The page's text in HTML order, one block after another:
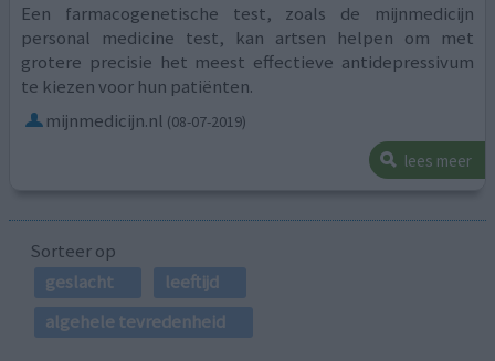
Een farmacogenetische test, zoals de mijnmedicijn
personal medicine test, kan artsen helpen om met
grotere precisie het meest effectieve antidepressivum
te kiezen voor hun patiënten.
mijnmedicijn.nl (08-07-2019)
lees meer
Sorteer op
geslacht
leeftijd
algehele tevredenheid